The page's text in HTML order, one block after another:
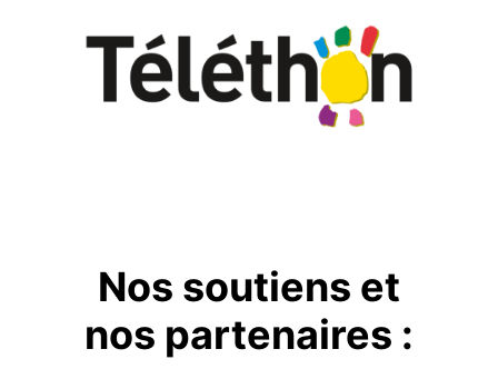
Nos soutiens et
nos partenaires :